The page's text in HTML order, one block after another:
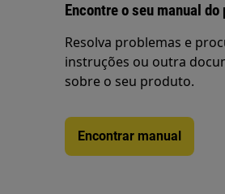
Encontre o seu manual do
Resolva problemas e
instruções ou outra
sobre o seu produto.
Encontrar manual